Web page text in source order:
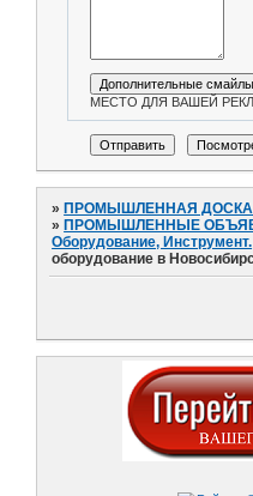
МЕСТО ДЛЯ ВАШЕЙ
»ПРОМЫШЛЕННАЯ
»ПРОМЫШЛЕННЫЕ
Оборудование, Инструмент.
оборудование в